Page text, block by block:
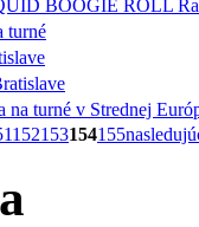
BOOGIE ROLL
turné
na turné v Strednej
152153154155